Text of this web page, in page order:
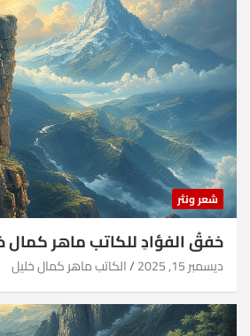
شعر ونثر
خفقُ الفؤادِ للكاتب ماهر كمال
ديسمبر 15, 2025 الكاتب ماهر كمال خليل